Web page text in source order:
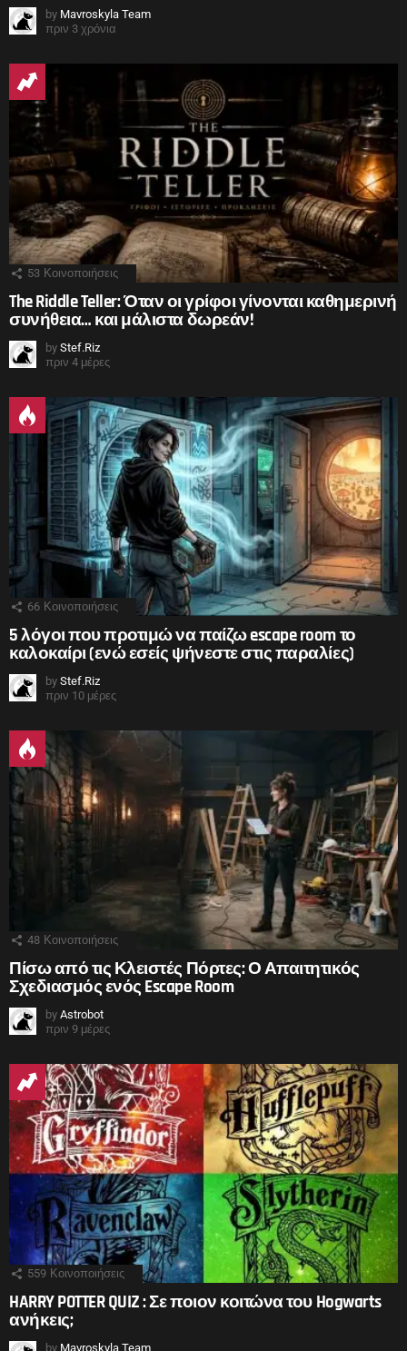
by Mavroskyla Team
πριν 3 χρόνια
53 Κοινοποιήσεις
The Riddle Teller: Όταν οι γρίφοι γίνονται καθημερινή
συνήθεια… και μάλιστα δωρεάν!
by Stef.Riz
πριν 4 μέρες
66 Κοινοποιήσεις
5 λόγοι που προτιμώ να παίζω escape room το
καλοκαίρι (ενώ εσείς ψήνεστε στις παραλίες)
by Stef.Riz
πριν 10 μέρες
48 Κοινοποιήσεις
Πίσω από τις Κλειστές Πόρτες: Ο Απαιτητικός
Σχεδιασμός ενός Escape Room
by Astrobot
πριν 9 μέρες
559 Κοινοποιήσεις
HARRY POTTER QUIZ : Σε ποιον κοιτώνα του Hogwarts
ανήκεις;
by Mavroskyla Team